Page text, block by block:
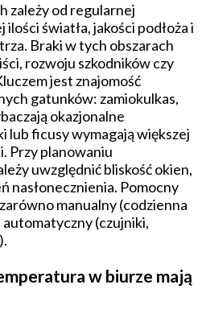
zależy od regularnej
światła, jakości podłoża i
Braki w tych obszarach
rozwoju szkodników czy
jest znajomość
gatunków: zamiokulkas,
okazjonalne
lub ficusy wymagają większej
Przy planowaniu
uwzględnić bliskość okien,
nasłonecznienia. Pomocny
manualny (codzienna
(czujniki,
w biurze mają